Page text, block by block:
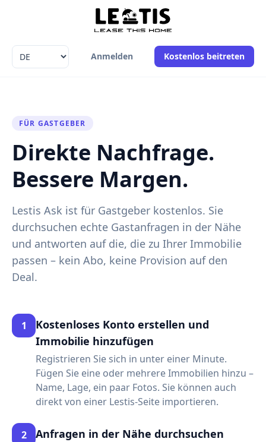
Language Anmelden Kostenlos beitreten
FÜR GASTGEBER
Direkte Nachfrage.
Bessere Margen.
Lestis Ask ist für Gastgeber kostenlos. Sie
durchsuchen echte Gastanfragen in der Nähe
und antworten auf die, die zu Ihrer Immobilie
passen – kein Abo, keine Provision auf den
Deal.
1
Kostenloses Konto erstellen und
Immobilie hinzufügen
Registrieren Sie sich in unter einer Minute.
Fügen Sie eine oder mehrere Immobilien hinzu –
Name, Lage, ein paar Fotos. Sie können auch
direkt von einer Lestis-Seite importieren.
2 Anfragen in der Nähe durchsuchen